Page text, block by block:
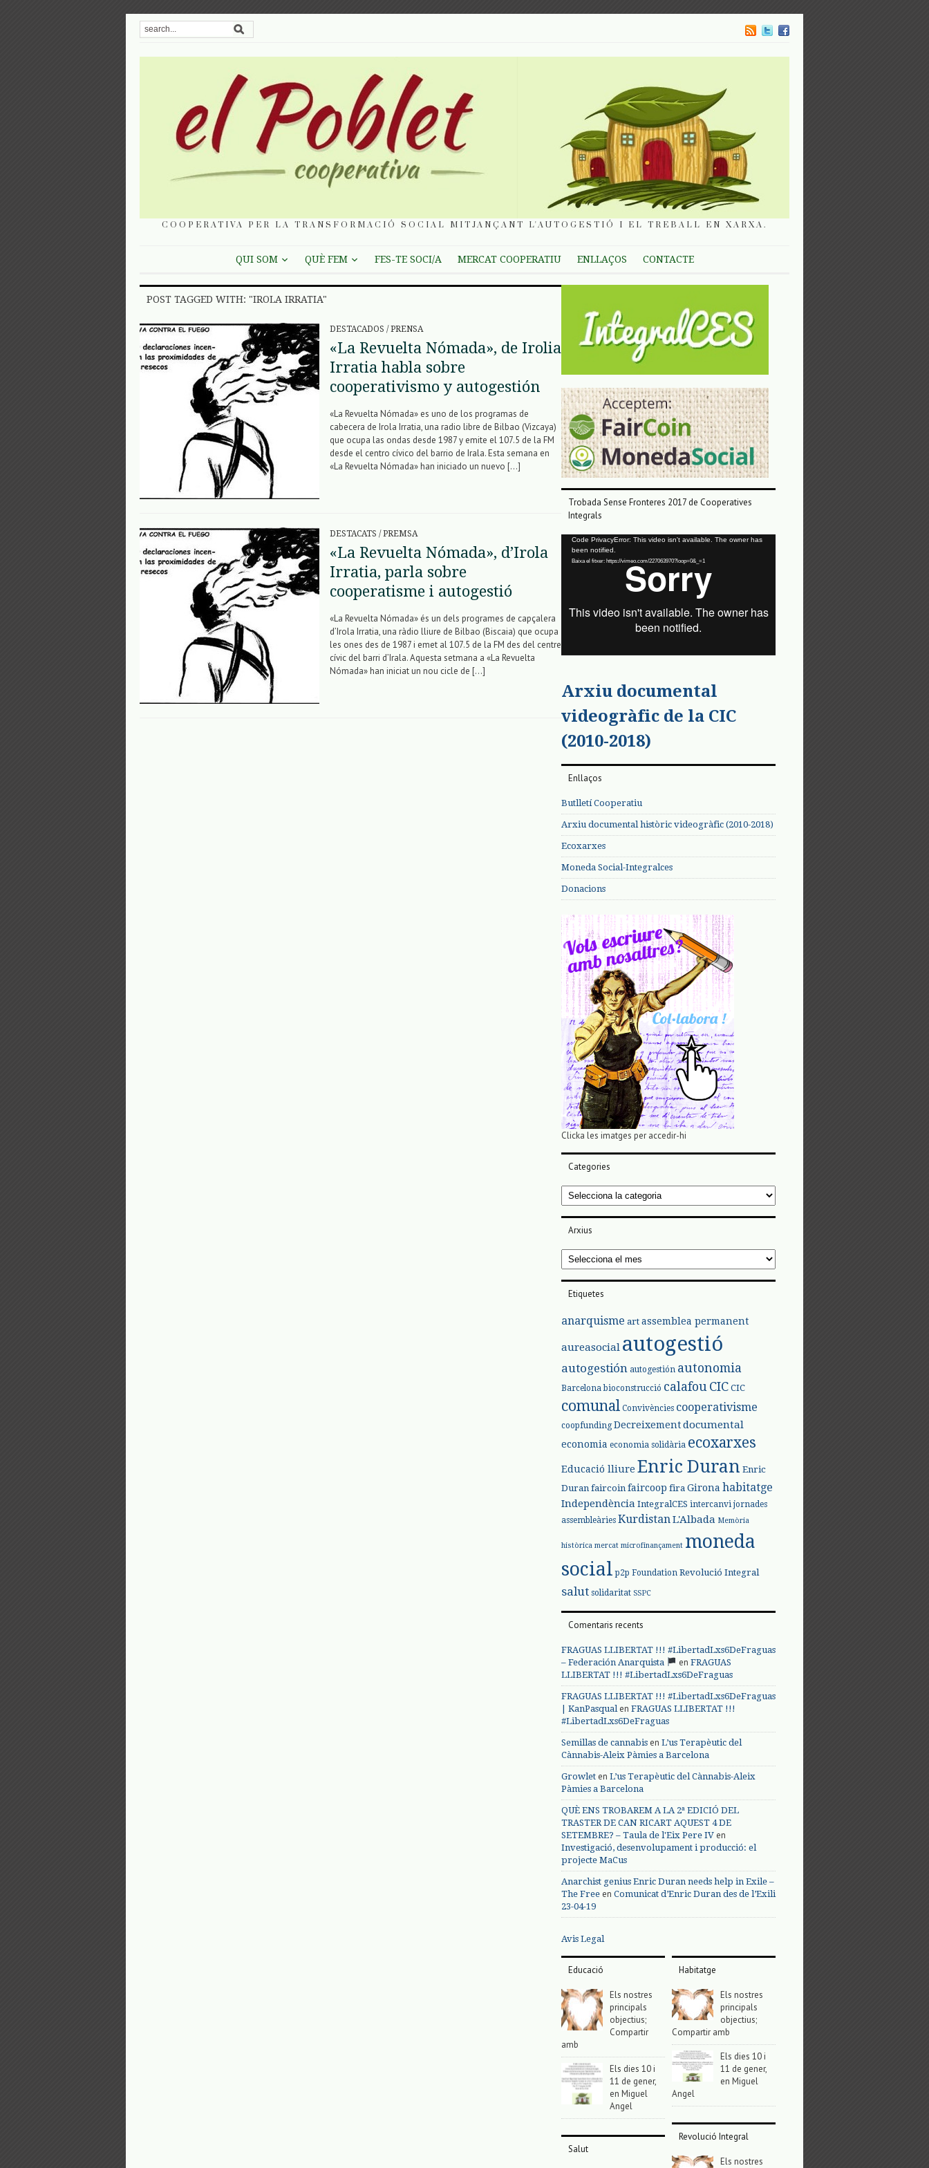
COOPERATIVA PER LA TRANSFORMACIÓ SOCIAL MITJANÇANT L'AUTOGESTIÓ I EL TREBALL EN XARXA.
QUI SOM QUÈ FEM FES-TE SOCI/A MERCAT COOPERATIU ENLLAÇOS CONTACTE
POST TAGGED WITH: "IROLA IRRATIA"
DESTACADOS / PRENSA
«La Revuelta Nómada», de Irolia
Irratia habla sobre
cooperativismo y autogestión
«La Revuelta Nómada» es uno de los programas de
cabecera de Irola Irratia, una radio libre de Bilbao (Vizcaya)
que ocupa las ondas desde 1987 y emite el 107.5 de la FM
desde el centro cívico del barrio de Irala. Esta semana en
«La Revuelta Nómada» han iniciado un nuevo […]
DESTACATS / PREMSA
«La Revuelta Nómada», d’Irola
Irratia, parla sobre
cooperatisme i autogestió
«La Revuelta Nómada» és un dels programes de capçalera
d’Irola Irratia, una ràdio lliure de Bilbao (Biscaia) que ocupa
les ones des de 1987 i emet al 107.5 de la FM des del centre
cívic del barri d’Irala. Aquesta setmana a «La Revuelta
Nómada» han iniciat un nou cicle de […]
Trobada Sense Fronteres 2017 de Cooperatives
Integrals
Reproductor
vídeo
Code PrivacyError: This video isn't available. The owner has
been notified.
Baixa el fitxer: https://vimeo.com/227063970?loop=0&_=1
Arxiu documental
videogràfic de la CIC
(2010-2018)
Enllaços
Butlletí Cooperatiu
Arxiu documental històric videogràfic (2010-2018)
Ecoxarxes
Moneda Social-Integralces
Donacions
Clicka les imatges per accedir-hi
Categories
Categories
Arxius
Arxius
Etiquetes
anarquisme art assemblea permanent
aureasocial autogestió
autogestión autogestión autonomia
Barcelona bioconstrucció calafou CIC CIC
comunal Convivències cooperativisme
coopfunding Decreixementdocumental
economia economia solidària ecoxarxes
Educació lliure Enric Duran Enric
Duran faircoin faircoop fira Girona habitatge
Independència IntegralCES intercanvi jornades
assembleàries Kurdistan L'Albada Memòria
històrica mercat microfinançament moneda
social p2p Foundation Revolució Integral
salut solidaritat SSPC
Comentaris recents
FRAGUAS LLIBERTAT !!! #LibertadLxs6DeFraguas
– Federación Anarquista
en FRAGUAS
LLIBERTAT !!! #LibertadLxs6DeFraguas
FRAGUAS LLIBERTAT !!! #LibertadLxs6DeFraguas
| KanPasqualen FRAGUAS LLIBERTAT !!!
#LibertadLxs6DeFraguas
Semillas de cannabis en L’us Terapèutic del
Cànnabis-Aleix Pàmies a Barcelona
Growlet en L’us Terapèutic del Cànnabis-Aleix
Pàmies a Barcelona
QUÈ ENS TROBAREM A LA 2ª EDICIÓ DEL
TRASTER DE CAN RICART AQUEST 4 DE
SETEMBRE? – Taula de l'Eix Pere IV en
Investigació, desenvolupament i producció: el
projecte MaCus
Anarchist genius Enric Duran needs help in Exile –
The Free en Comunicat d’Enric Duran des de l’Exili
23-04-19
Avis Legal
Educació
Els nostres
principals
objectius;
Compartir
amb
Els dies 10 i
11 de gener,
en Miguel
Angel
Salut
Habitatge
Els nostres
principals
objectius;
Compartir amb
Els dies 10 i
11 de gener,
en Miguel
Angel
Revolució Integral
Els nostres